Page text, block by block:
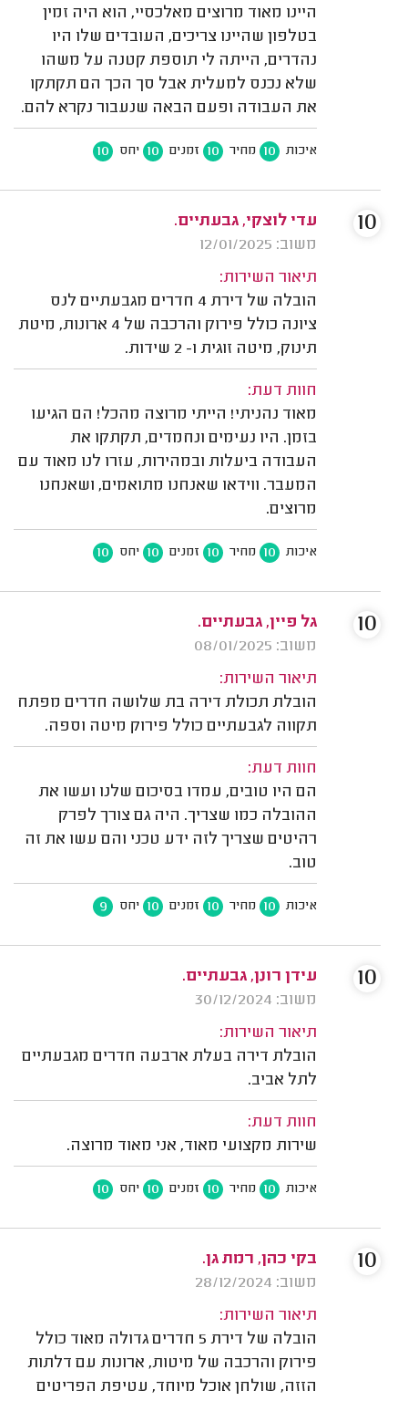
היינו מאוד מרוצים מאלכסיי, הוא היה זמין
בטלפון שהיינו צריכים, העובדים שלו היו
נהדרים, הייתה לי תוספת קטנה על משהו
שלא נכנס למעלית אבל סך הכך הם תקתקו
את העבודה ופעם הבאה שנעבור נקרא להם.
איכות 10 מחיר 10 זמנים 10 יחס 10
עדי לוצקי, גבעתיים.
משוב: 12/01/2025
תיאור השירות:
הובלה של דירת 4 חדרים מגבעתיים לנס
ציונה כולל פירוק והרכבה של 4 ארונות, מיטת
תינוק, מיטה זוגית ו- 2 שידות.
חוות דעת:
מאוד נהניתי! הייתי מרוצה מהכל! הם הגיעו
בזמן. היו נעימים ונחמדים, תקתקו את
העבודה ביעלות ובמהירות, עזרו לנו מאוד עם
המעבר. ווידאו שאנחנו מתואמים, ושאנחנו
מרוצים.
איכות 10 מחיר 10 זמנים 10 יחס 10
10
גל פיין, גבעתיים.
משוב: 08/01/2025
תיאור השירות:
הובלת תכולת דירה בת שלושה חדרים מפתח
תקווה לגבעתיים כולל פירוק מיטה וספה.
חוות דעת:
הם היו טובים, עמדו בסיכום שלנו ועשו את
ההובלה כמו שצריך. היה גם צורך לפרק
רהיטים שצריך לזה ידע טכני והם עשו את זה
טוב.
איכות 10 מחיר 10 זמנים 10 יחס 9
10
עידן רונן, גבעתיים.
משוב: 30/12/2024
תיאור השירות:
הובלת דירה בעלת ארבעה חדרים מגבעתיים
לתל אביב.
חוות דעת:
שירות מקצועי מאוד, אני מאוד מרוצה.
איכות 10 מחיר 10 זמנים 10 יחס 10
10
בקי כהן, רמת גן.
משוב: 28/12/2024
תיאור השירות:
הובלה של דירת 5 חדרים גדולה מאוד כולל
פירוק והרכבה של מיטות, ארונות עם דלתות
הזזה, שולחן אוכל מיוחד, עטיפת הפריטים
10